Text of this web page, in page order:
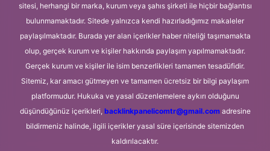
sitesi, herhangi bir marka, kurum veya şahıs şirketi ile hiçbir bağlantısı
bulunmamaktadır. Sitede yalnızca kendi hazırladığımız makaleler
paylaşılmaktadır. Burada yer alan içerikler haber niteliği taşımamakta
olup, gerçek kurum ve kişiler hakkında paylaşım yapılmamaktadır.
Gerçek kurum ve kişiler ile isim benzerlikleri tamamen tesadüfidir.
Sitemiz, kar amacı gütmeyen ve tamamen ücretsiz bir bilgi paylaşım
platformudur. Hukuka ve yasal düzenlemelere aykırı olduğunu
düşündüğünüz içerikleri, backlinkpanelicomtr@gmail.comadresine
bildirmeniz halinde, ilgili içerikler yasal süre içerisinde sitemizden
kaldırılacaktır.